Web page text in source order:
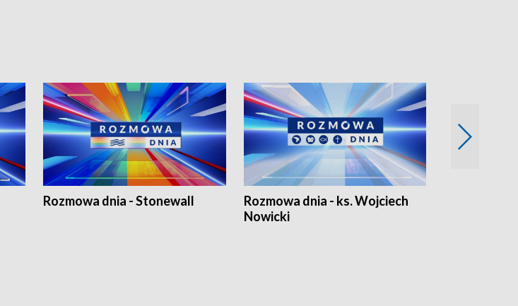
Rozmowa dnia - Stonewall
Rozmowa dnia - ks. Wojciech
Nowicki